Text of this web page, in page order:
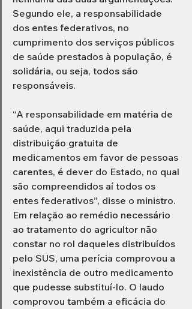
Segundo ele, a responsabilidade
dos entes federativos, no
cumprimento dos serviços públicos
de saúde prestados à população, é
solidária, ou seja, todos são
responsáveis.
“A responsabilidade em matéria de
saúde, aqui traduzida pela
distribuição gratuita de
medicamentos em favor de pessoas
carentes, é dever do Estado, no qual
são compreendidos aí todos os
entes federativos”, disse o ministro.
Em relação ao remédio necessário
ao tratamento do agricultor não
constar no rol daqueles distribuídos
pelo SUS, uma perícia comprovou a
inexistência de outro medicamento
que pudesse substituí-lo. O laudo
comprovou também a eficácia do